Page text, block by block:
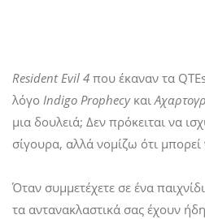
Resident Evil 4 που έκαναν τα
λόγο Indigo Prophecyκαι
μια δουλειά; Δεν πρόκειται να
σίγουρα, αλλά νομίζω ότι μπορεί
Όταν συμμετέχετε σε ένα
τα αντανακλαστικά σας έχουν ήδη